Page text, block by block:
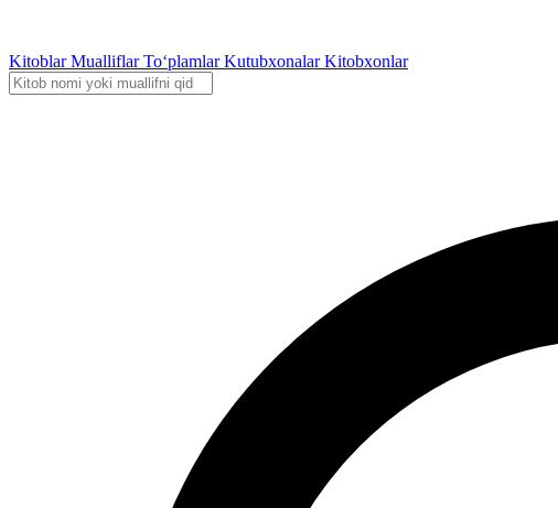
KitoblarMualliflarTo‘plamlarKutubxonalarKitobxonlar